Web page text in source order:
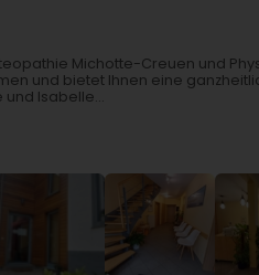
Michotte-Creuen und
und bietet Ihnen eine
und Isabelle...